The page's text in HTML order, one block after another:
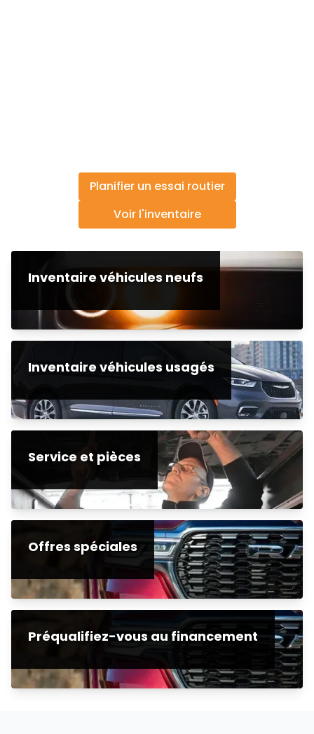
Planifier un essai routier
Voir l'inventaire
Inventaire véhicules neufs
Inventaire véhicules usagés
Service et pièces
Offres spéciales
Préqualifiez-vous au financement